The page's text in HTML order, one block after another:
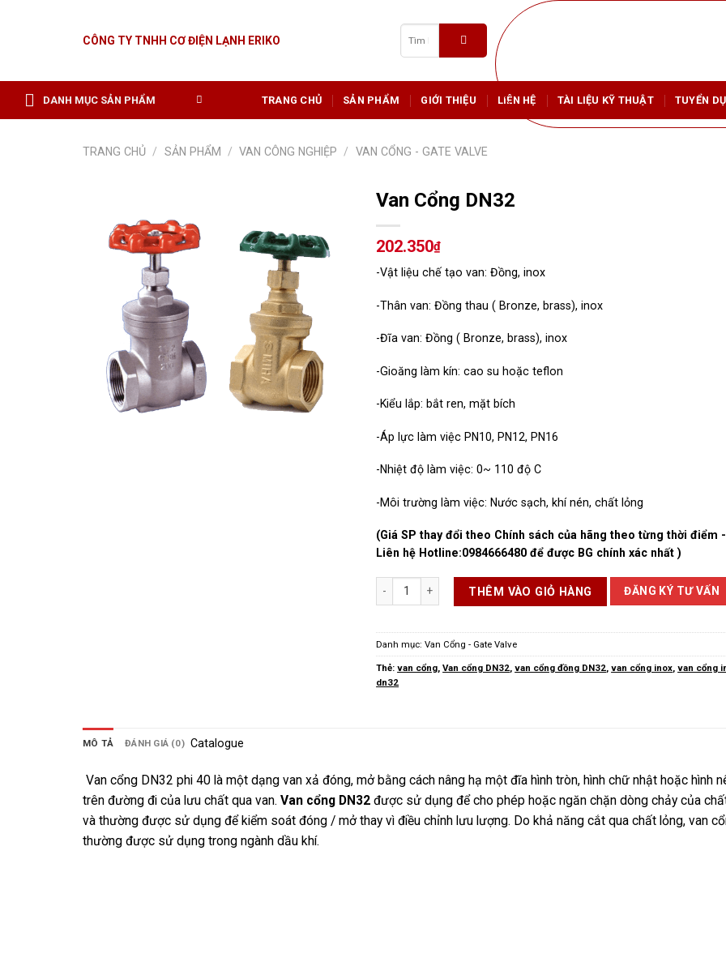
CÔNG TY TNHH CƠ ĐIỆN LẠNH ERIKO
kiếm:
DANH MỤC SẢN PHẨM TRANG CHỦ SẢN PHẨM GIỚI THIỆU LIÊN HỆ TÀI LIỆU KỸ THUẬT TUYỂN
TRANG CHỦ / SẢN PHẨM / VAN CÔNG NGHIỆP /
VAN CỔNG - GATE VALVE
Van Cổng DN32
202.350₫
-Vật liệu chế tạo van: Đồng, inox
-Thân van: Đồng thau ( Bronze, brass), inox
-Đĩa van: Đồng ( Bronze, brass), inox
-Gioăng làm kín: cao su hoặc teflon
-Kiểu lắp: bắt ren, mặt bích
-Áp lực làm việc PN10, PN12, PN16
-Nhiệt độ làm việc: 0~ 110 độ C
-Môi trường làm việc: Nước sạch, khí nén, chất lỏng
(Giá SP thay đổi theo Chính sách của hãng theo từng thời điểm
Liên hệ Hotline:0984666480 để được BG chính xác nhất )
Van Cổng DN32 số lượng
THÊM VÀO GIỎ HÀNG ĐĂNG KÝ TƯ VẤN
Danh mục:Van Cổng - Gate Valve
Thẻ:van cổng,Van cổng DN32,van cổng đồng DN32,van cổng inox,van cổng
dn32
MÔ TẢ ĐÁNH GIÁ (0) Catalogue
Van cổng DN32 phi 40 là một dạng van xả đóng, mở bằng cách nâng hạ một đĩa hình tròn, hình chữ nhật hoặc hình
trên đường đi của lưu chất qua van. Van cổng DN32 được sử dụng để cho phép hoặc ngăn chặn dòng chảy của
và thường được sử dụng để kiểm soát đóng / mở thay vì điều chỉnh lưu lượng. Do khả năng cắt qua chất lỏng, van
thường được sử dụng trong ngành dầu khí.